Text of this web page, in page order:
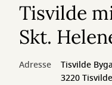
Tisvilde
Skt.
Adresse
Tisvilde
3220